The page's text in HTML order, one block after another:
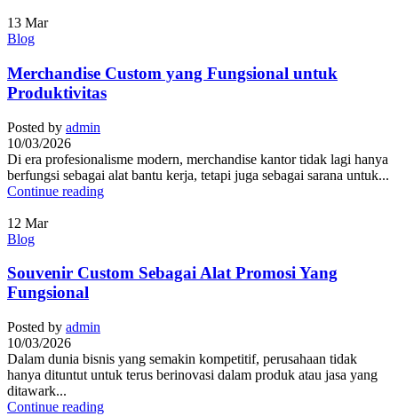
13 Mar
Blog
Merchandise Custom yang Fungsional untuk
Produktivitas
Posted by admin
10/03/2026
Di era profesionalisme modern, merchandise kantor tidak lagi hanya
berfungsi sebagai alat bantu kerja, tetapi juga sebagai sarana untuk...
Continue reading
12 Mar
Blog
Souvenir Custom Sebagai Alat Promosi Yang
Fungsional
Posted by admin
10/03/2026
Dalam dunia bisnis yang semakin kompetitif, perusahaan tidak
hanya dituntut untuk terus berinovasi dalam produk atau jasa yang
ditawark...
Continue reading